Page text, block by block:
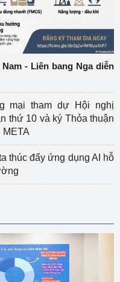
- Liên bang Nga diễn
mại tham dự Hội nghị
thứ 10 và ký Thỏa thuận
thúc đẩy ứng dụng AI hỗ